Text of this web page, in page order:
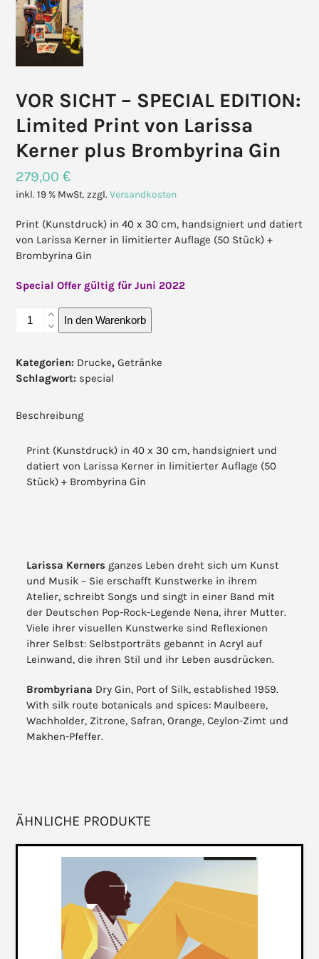
VOR SICHT – SPECIAL EDITION:
Limited Print von Larissa
Kerner plus Brombyrina Gin
279,00€
inkl. 19 % MwSt. zzgl.Versandkosten
Print (Kunstdruck) in 40 x 30 cm, handsigniert und datiert
von Larissa Kerner in limitierter Auflage (50 Stück) +
Brombyrina Gin
Special Offer gültig für Juni 2022
VOR
SPECIAL
EDITION:
Print
Kerner
plus
Brombyrina
In den Warenkorb
Kategorien: Drucke,Getränke
Schlagwort: special
Beschreibung
Print (Kunstdruck) in 40 x 30 cm, handsigniert und
datiert von Larissa Kerner in limitierter Auflage (50
Stück) + Brombyrina Gin
Larissa Kerners ganzes Leben dreht sich um Kunst
und Musik – Sie erschafft Kunstwerke in ihrem
Atelier, schreibt Songs und singt in einer Band mit
der Deutschen Pop-Rock-Legende Nena, ihrer Mutter.
Viele ihrer visuellen Kunstwerke sind Reflexionen
ihrer Selbst: Selbstporträts gebannt in Acryl auf
Leinwand, die ihren Stil und ihr Leben ausdrücken.
Brombyriana Dry Gin, Port of Silk, established 1959.
With silk route botanicals and spices: Maulbeere,
Wachholder, Zitrone, Safran, Orange, Ceylon-Zimt und
Makhen-Pfeffer.
ÄHNLICHE PRODUKTE